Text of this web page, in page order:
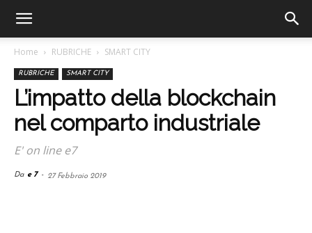
Home RUBRICHE SMART CITY
RUBRICHE SMART CITY
L’impatto della blockchain
nel comparto industriale
E' on line e7
Da e 7 - 27 Febbraio 2019